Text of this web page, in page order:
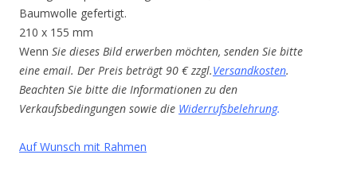
Baumwolle gefertigt.
210 x 155 mm
Wenn Sie dieses Bild erwerben möchten, senden Sie bitte
eine email. Der Preis beträgt 90 € zzgl.Versandkosten.
Beachten Sie bitte die Informationen zu den
Verkaufsbedingungen sowie die Widerrufsbelehrung.
Auf Wunsch mit Rahmen